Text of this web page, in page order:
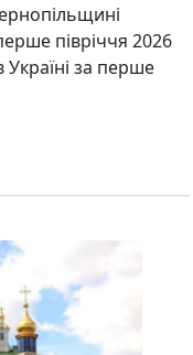
півріччя 2026
за перше